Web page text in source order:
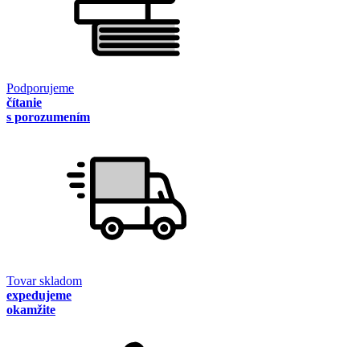
Podporujeme
čítanie
s porozumením
Tovar skladom
expedujeme
okamžite